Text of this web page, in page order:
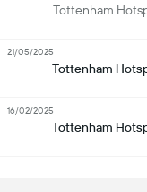
Tottenham
Tottenham
21/05/2025
Tottenham
16/02/2025